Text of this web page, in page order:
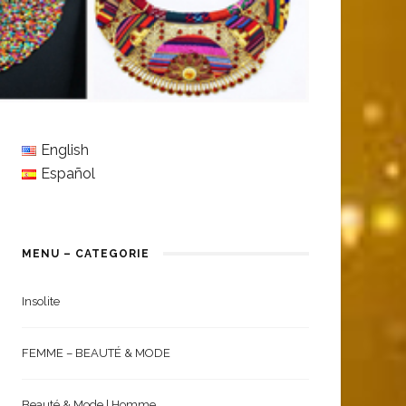
English
Español
MENU – CATEGORIE
Insolite
FEMME – BEAUTÉ & MODE